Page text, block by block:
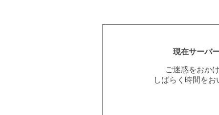
現在サーバ
ご迷惑をおか
しばらく時間を